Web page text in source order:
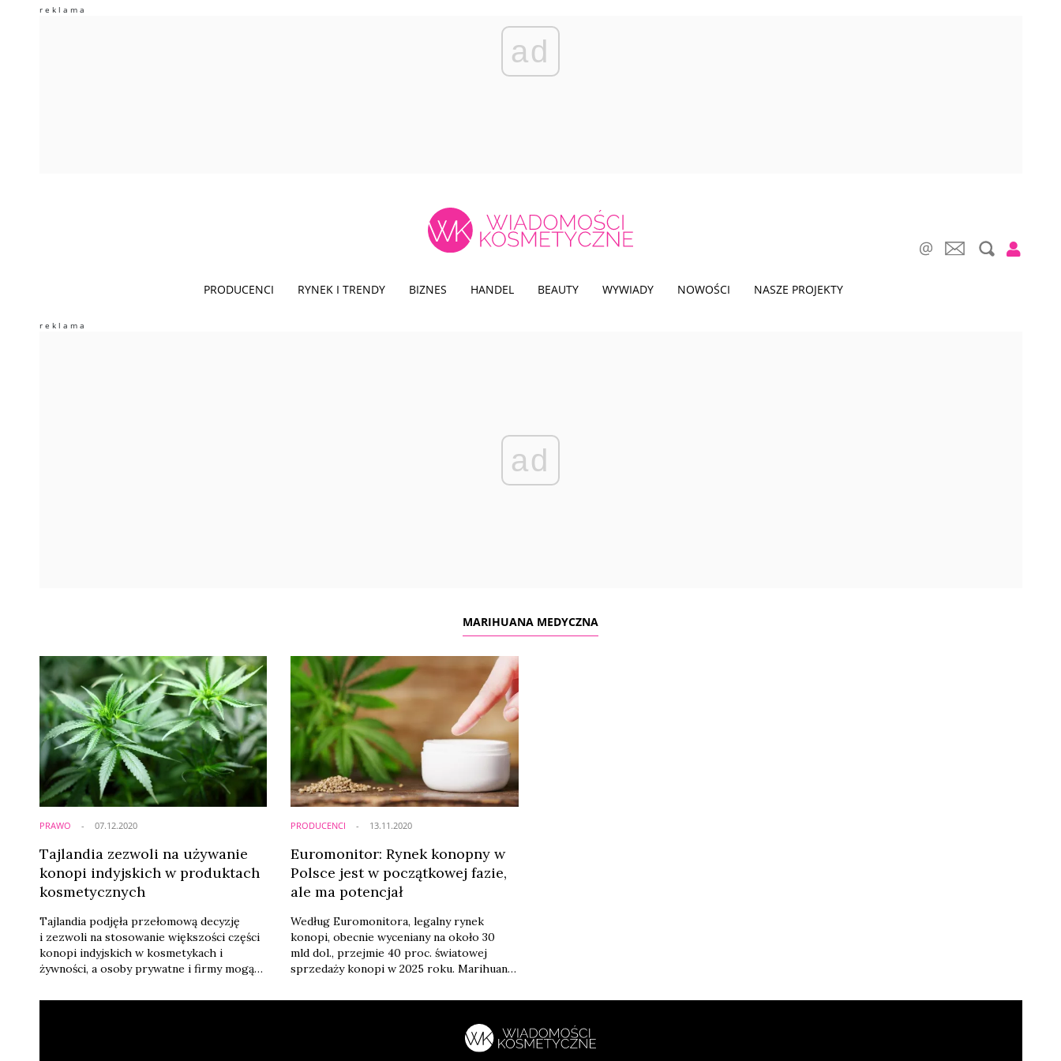
ad
PRODUCENCI RYNEK I TRENDY BIZNES HANDEL BEAUTY WYWIADY NOWOŚCI NASZE PROJEKTY
ad
MARIHUANA MEDYCZNA
PRAWO
Tajlandia zezwoli na używanie
konopi indyjskich w produktach
kosmetycznych
Tajlandia podjęła przełomową decyzję
i zezwoli na stosowanie większości części
konopi indyjskich w kosmetykach i
żywności, a osoby prywatne i firmy mogą
ekstrakty z ich nasion - informuje tajski
07.12.2020 PRODUCENCI
Euromonitor: Rynek konopny w
Polsce jest w początkowej fazie,
ale ma potencjał
Według Euromonitora, legalny rynek
konopi, obecnie wyceniany na około 30
mld dol., przejmie 40 proc. światowej
sprzedaży konopi w 2025 roku. Marihuana
proc. legalnej sprzedaży na całym świecie
W Polsce rynek CBD ma osiągnąć do 2025
13.11.2020